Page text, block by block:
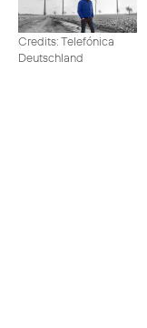
Credits: Telefónica
Deutschland